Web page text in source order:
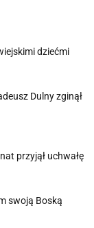
dziećmi
Dulny zginął
przyjął uchwałę
swoją Boską